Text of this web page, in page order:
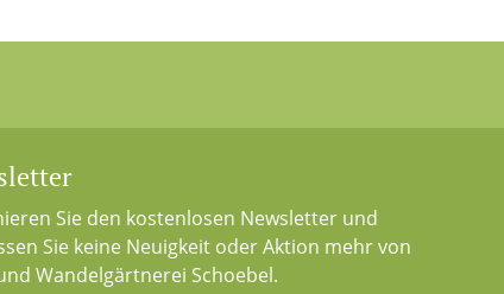
Sie den kostenlosen Newsletter und
Sie keine Neuigkeit oder Aktion mehr von
Wandelgärtnerei Schoebel.